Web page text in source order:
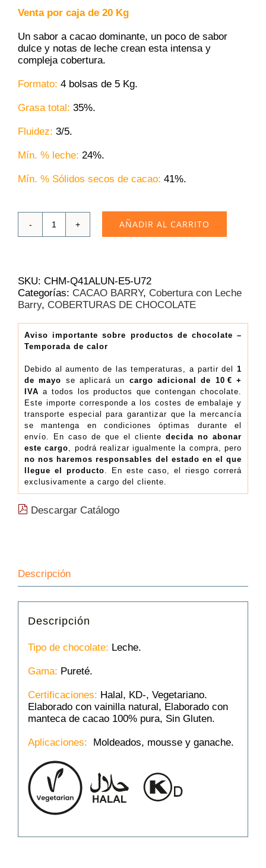
Venta por caja de 20 Kg
Un sabor a cacao dominante, un poco de sabor
dulce y notas de leche crean esta intensa y
compleja cobertura.
Formato: 4 bolsas de 5 Kg.
Grasa total: 35%.
Fluidez: 3/5.
Mín. % leche: 24%.
Mín. % Sólidos secos de cacao: 41%.
Cobertura
Barry
Alunga
41%
Caja
4x5
kg
cantidad
AÑADIR AL CARRITO
SKU: CHM-Q41ALUN-E5-U72
Categorías: CACAO BARRY, Cobertura con Leche
Barry, COBERTURAS DE CHOCOLATE
Aviso importante sobre productos de chocolate –
Temporada de calor
Debido al aumento de las temperaturas, a partir del 1
de mayo se aplicará un cargo adicional de 10 € +
IVA a todos los productos que contengan chocolate.
Este importe corresponde a los costes de embalaje y
transporte especial para garantizar que la mercancía
se mantenga en condiciones óptimas durante el
envío. En caso de que el cliente decida no abonar
este cargo , podrá realizar igualmente la compra, pero
no nos haremos responsables del estado en el que
llegue el producto . En este caso, el riesgo correrá
exclusivamente a cargo del cliente.
Descargar Catálogo
Descripción
Descripción
Tipo de chocolate: Leche.
Gama: Pureté.
Certificaciones: Halal, KD-, Vegetariano.
Elaborado con vainilla natural, Elaborado con
manteca de cacao 100% pura, Sin Gluten.
Aplicaciones: Moldeados, mousse y ganache.